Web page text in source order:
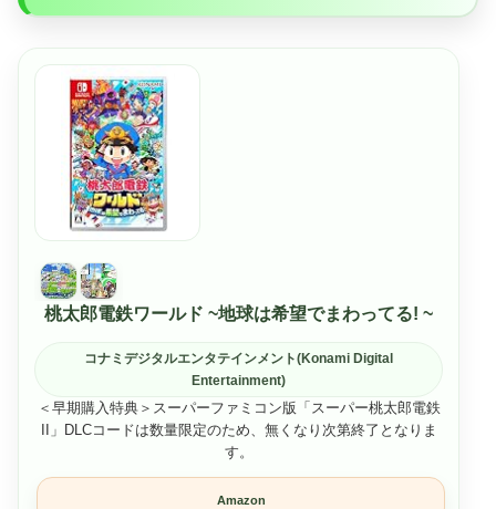
桃太郎電鉄ワールド ~地球は希望でまわってる! ~
コナミデジタルエンタテインメント(Konami Digital
Entertainment)
＜早期購入特典＞スーパーファミコン版「スーパー桃太郎電鉄
II」DLCコードは数量限定のため、無くなり次第終了となりま
す。
Amazon